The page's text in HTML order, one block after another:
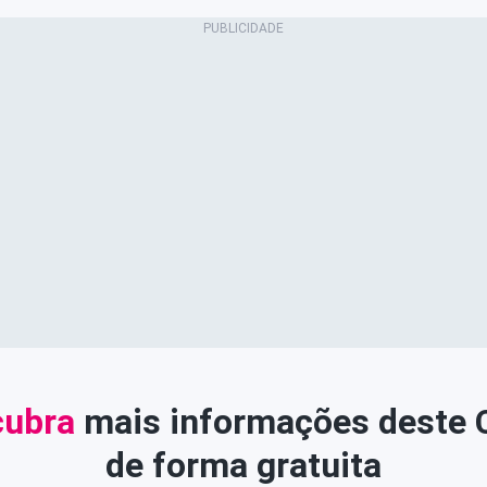
mais informações deste
de forma gratuita